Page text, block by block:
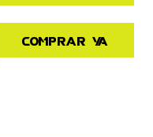
Comprar ya